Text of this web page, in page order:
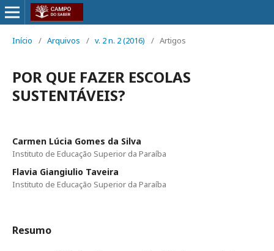
Início / Arquivos / v. 2 n. 2 (2016) / Artigos
POR QUE FAZER ESCOLAS
SUSTENTÁVEIS?
Carmen Lúcia Gomes da Silva
Instituto de Educação Superior da Paraíba
Flavia Giangiulio Taveira
Instituto de Educação Superior da Paraíba
Resumo